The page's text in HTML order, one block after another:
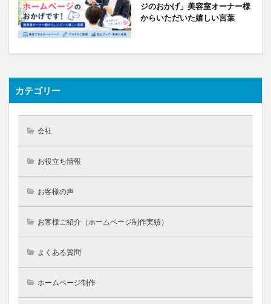
ジのおかげ」美容室オーナー様
からいただいた嬉しい言葉
カテゴリー
会社
お役立ち情報
お客様の声
お客様ご紹介（ホームページ制作実績）
よくある質問
ホームページ制作